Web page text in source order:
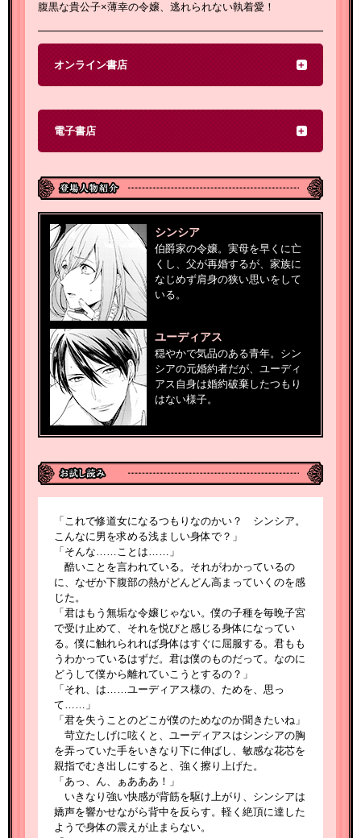
腹黒な貴公子×薄幸の令嬢、逃れられない執着愛！
オンライン書店
電子書店
シンシア
伯爵家の令嬢。実母を早くに亡
くし、父が再婚するが、家族に
なじめず肩身の狭い思いをして
いる。
ユーディアス
穏やかで気品のある青年。シン
シアの元婚約者だが、ユーディ
アス自身は婚約破棄したつもり
はない様子。
「これで修道女になるつもりなのかい？ シンシア。
こんなに男を求める浅ましい身体で？」
「そんな……ことは……」
酷いことを言われている。それがわかっているの
に、なぜか下腹部の熱がどんどん高まっていくのを感
じた。
「君はもう無垢な令嬢じゃない。僕の子種を毎晩子宮
で受け止めて、それを悦びと感じる身体になってい
る。僕に触れられれば身体はすぐに屈服する。君もも
うわかっているはずだ。君は僕のものだって。なのに
どうして僕から離れていこうとするの？」
「それ、は……ユーディアス様の、ためを、思っ
て……」
「君を失うことのどこが僕のためなのか聞きたいね」
苛立たしげに呟くと、ユーディアスはシンシアの胸
を弄っていた手をいきなり下に伸ばし、敏感な花芯を
親指でむき出しにすると、強く擦り上げた。
「あっ、ん、ぁあああ！」
いきなり強い快感が背筋を駆け上がり、シンシアは
嬌声を響かせながら背中を反らす。軽く絶頂に達した
ようで身体の震えが止まらない。